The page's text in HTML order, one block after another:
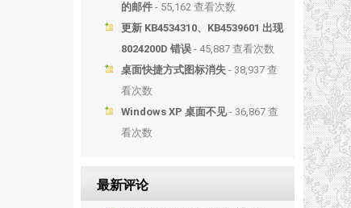
的邮件 - 55,162 查看次数
更新 KB4534310、KB4539601 出现
8024200D 错误 - 45,887 查看次数
桌面快捷方式图标消失 - 38,937 查
看次数
Windows XP 桌面不见- 36,867 查
看次数
最新评论